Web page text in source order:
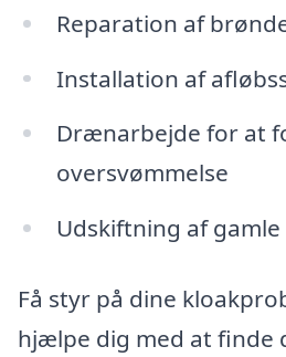
Reparation af
Installation af
Drænarbejde for at
oversvømmelse
Udskiftning af
Få styr på dine
hjælpe dig med at finde